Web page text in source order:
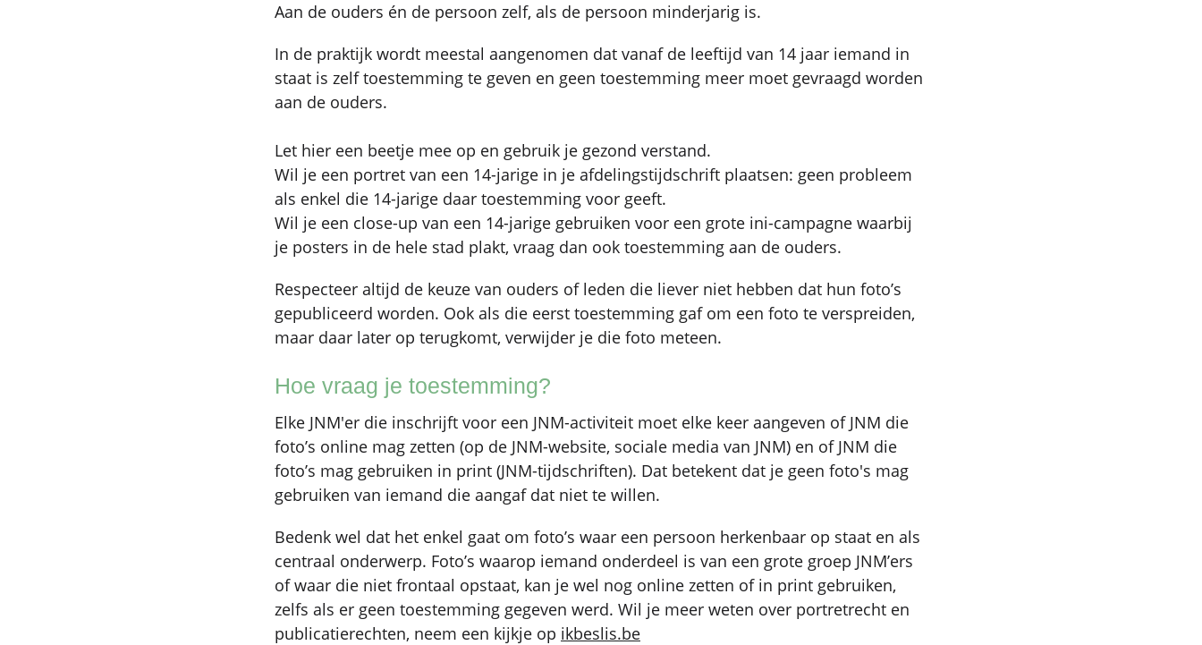
Aan de ouders én de persoon zelf, als de persoon minderjarig is.
In de praktijk wordt meestal aangenomen dat vanaf de leeftijd van 14 jaar iemand in
staat is zelf toestemming te geven en geen toestemming meer moet gevraagd worden
aan de ouders.
Let hier een beetje mee op en gebruik je gezond verstand.
Wil je een portret van een 14-jarige in je afdelingstijdschrift plaatsen: geen probleem
als enkel die 14-jarige daar toestemming voor geeft.
Wil je een close-up van een 14-jarige gebruiken voor een grote ini-campagne waarbij
je posters in de hele stad plakt, vraag dan ook toestemming aan de ouders.
Respecteer altijd de keuze van ouders of leden die liever niet hebben dat hun foto’s
gepubliceerd worden. Ook als die eerst toestemming gaf om een foto te verspreiden,
maar daar later op terugkomt, verwijder je die foto meteen.
Hoe vraag je toestemming?
Elke JNM'er die inschrijft voor een JNM-activiteit moet elke keer aangeven of JNM die
foto’s online mag zetten (op de JNM-website, sociale media van JNM) en of JNM die
foto’s mag gebruiken in print (JNM-tijdschriften). Dat betekent dat je geen foto's mag
gebruiken van iemand die aangaf dat niet te willen.
Bedenk wel dat het enkel gaat om foto’s waar een persoon herkenbaar op staat en als
centraal onderwerp. Foto’s waarop iemand onderdeel is van een grote groep JNM’ers
of waar die niet frontaal opstaat, kan je wel nog online zetten of in print gebruiken,
zelfs als er geen toestemming gegeven werd. Wil je meer weten over portretrecht en
publicatierechten, neem een kijkje op ikbeslis.be